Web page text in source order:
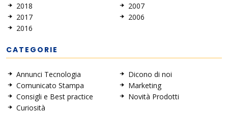
2018
2017
2016
2007
2006
CATEGORIE
Annunci Tecnologia
Comunicato Stampa
Consigli e Best practice
Curiosità
Dicono di noi
Marketing
Novità Prodotti